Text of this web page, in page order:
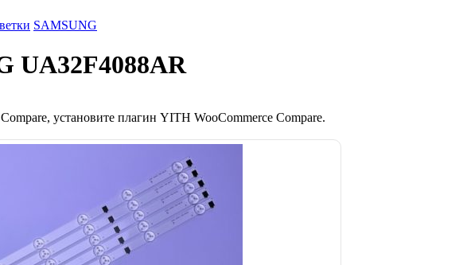
SAMSUNG
UA32F4088AR
установите плагин YITH WooCommerce Compare.